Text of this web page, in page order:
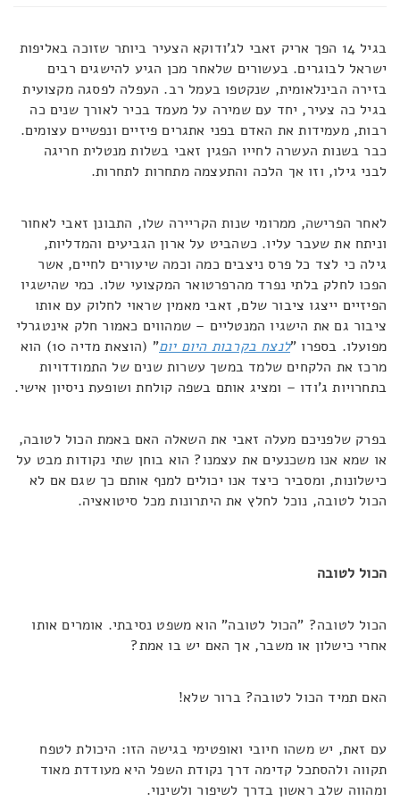
בגיל 14 הפך אריק זאבי לג'ודוקא הצעיר ביותר שזוכה באליפות
ישראל לבוגרים. בעשורים שלאחר מכן הגיע להישגים רבים
בזירה הבינלאומית, שנקטפו בעמל רב. העפלה לפסגה מקצועית
בגיל כה צעיר, יחד עם שמירה על מעמד בכיר לאורך שנים כה
רבות, מעמידות את האדם בפני אתגרים פיזיים ונפשיים עצומים.
כבר בשנות העשרה לחייו הפגין זאבי בשלות מנטלית חריגה
לבני גילו, וזו אך הלכה והתעצמה מתחרות לתחרות.
לאחר הפרישה, ממרומי שנות הקריירה שלו, התבונן זאבי לאחור
וניתח את שעבר עליו. כשהביט על ארון הגביעים והמדליות,
גילה כי לצד כל פרס ניצבים כמה וכמה שיעורים לחיים, אשר
הפכו לחלק בלתי נפרד מהרפרטואר המקצועי שלו. כמי שהישגיו
הפיזיים ייצגו ציבור שלם, זאבי מאמין שראוי לחלוק עם אותו
ציבור גם את הישגיו המנטליים – שמהווים כאמור חלק אינטגרלי
מפועלו. בספרו "לנצח בקרבות היום יום
" (הוצאת מדיה 10) הוא
מרכז את הלקחים שלמד במשך עשרות שנים של התמודדויות
בתחרויות ג'ודו – ומציג אותם בשפה קולחת ושופעת ניסיון אישי.
בפרק שלפניכם מעלה זאבי את השאלה האם באמת הכול לטובה,
או שמא אנו משכנעים את עצמנו? הוא בוחן שתי נקודות מבט על
כישלונות, ומסביר כיצד אנו יכולים למנף אותם כך שגם אם לא
הכול לטובה, נוכל לחלץ את היתרונות מכל סיטואציה.
הכול לטובה
הכול לטובה? "הכול לטובה" הוא משפט נסיבתי. אומרים אותו
אחרי כישלון או משבר, אך האם יש בו אמת?
האם תמיד הכול לטובה? ברור שלא!
עם זאת, יש משהו חיובי ואופטימי בגישה הזו: היכולת לטפח
תקווה ולהסתכל קדימה דרך נקודת השפל היא מעודדת מאוד
ומהווה שלב ראשון בדרך לשיפור ולשינוי.